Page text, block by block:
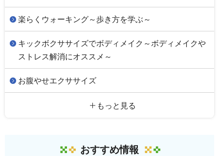
楽らくウォーキング～歩き方を学ぶ～
キックボクササイズでボディメイク～ボディメイクや
ストレス解消にオススメ～
お腹やせエクササイズ
もっと見る
おすすめ情報